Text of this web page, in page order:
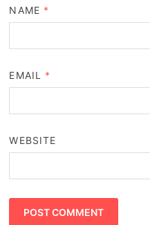
NAME *
EMAIL *
WEBSITE